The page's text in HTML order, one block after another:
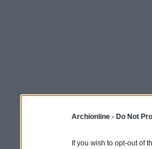
Archionline - Do Not
If you wish to opt-out of